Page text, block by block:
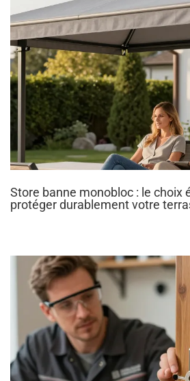
Store banne monobloc : le choix
protéger durablement votre